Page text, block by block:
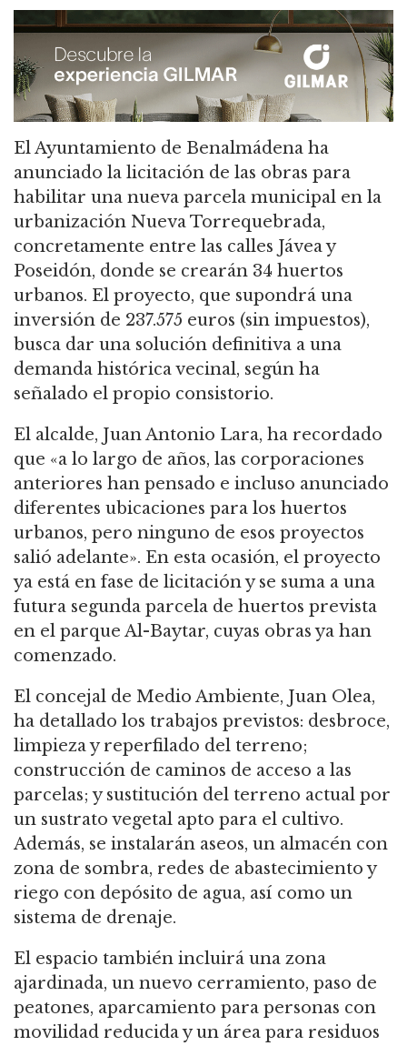
El Ayuntamiento de Benalmádena ha
anunciado la licitación de las obras para
habilitar una nueva parcela municipal en la
urbanización Nueva Torrequebrada,
concretamente entre las calles Jávea y
Poseidón, donde se crearán 34 huertos
urbanos. El proyecto, que supondrá una
inversión de 237.575 euros (sin impuestos),
busca dar una solución definitiva a una
demanda histórica vecinal, según ha
señalado el propio consistorio.
El alcalde, Juan Antonio Lara, ha recordado
que «a lo largo de años, las corporaciones
anteriores han pensado e incluso anunciado
diferentes ubicaciones para los huertos
urbanos, pero ninguno de esos proyectos
salió adelante». En esta ocasión, el proyecto
ya está en fase de licitación y se suma a una
futura segunda parcela de huertos prevista
en el parque Al-Baytar, cuyas obras ya han
comenzado.
El concejal de Medio Ambiente, Juan Olea,
ha detallado los trabajos previstos: desbroce,
limpieza y reperfilado del terreno;
construcción de caminos de acceso a las
parcelas; y sustitución del terreno actual por
un sustrato vegetal apto para el cultivo.
Además, se instalarán aseos, un almacén con
zona de sombra, redes de abastecimiento y
riego con depósito de agua, así como un
sistema de drenaje.
El espacio también incluirá una zona
ajardinada, un nuevo cerramiento, paso de
peatones, aparcamiento para personas con
movilidad reducida y un área para residuos